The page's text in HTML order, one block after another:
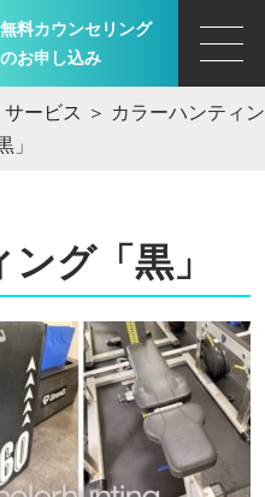
無料カウンセリング
のお申し込み
ービス ＞ カラーハンティン
」
グ「黒」